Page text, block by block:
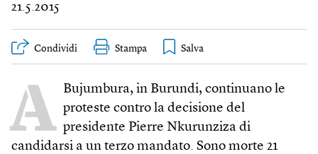
21.5.2015
Condividi Stampa
A Bujumbura, in Burundi, continuano le
proteste contro la decisione del
presidente Pierre Nkurunziza di
candidarsi a un terzo mandato. Sono morte 21